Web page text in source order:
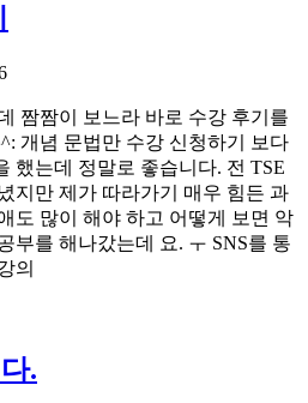
짬짬이 보느라 바로 수강 후기를
개념 문법만 수강 신청하기 보다
했는데 정말로 좋습니다. 전 TSE
지만 제가 따라가기 매우 힘든 과
도 많이 해야 하고 어떻게 보면 악
부를 해나갔는데 요. ㅜ SNS를 통
의
.